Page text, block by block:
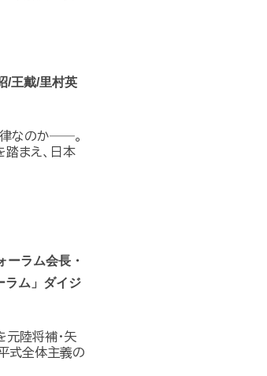
/王戴/里村英
律なのか――。
まえ、日本
ラム会長・
ラム」ダイジ
元陸将補・矢
式全体主義の